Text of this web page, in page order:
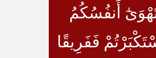
أَنفُسُكُمُ
فَفَرِيقًا